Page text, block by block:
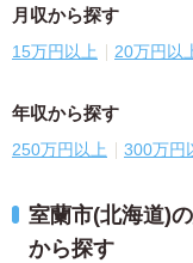
月収から探す
15万円以上 20万円以
年収から探す
250万円以上 300万円
室蘭市(北海道)
から探す